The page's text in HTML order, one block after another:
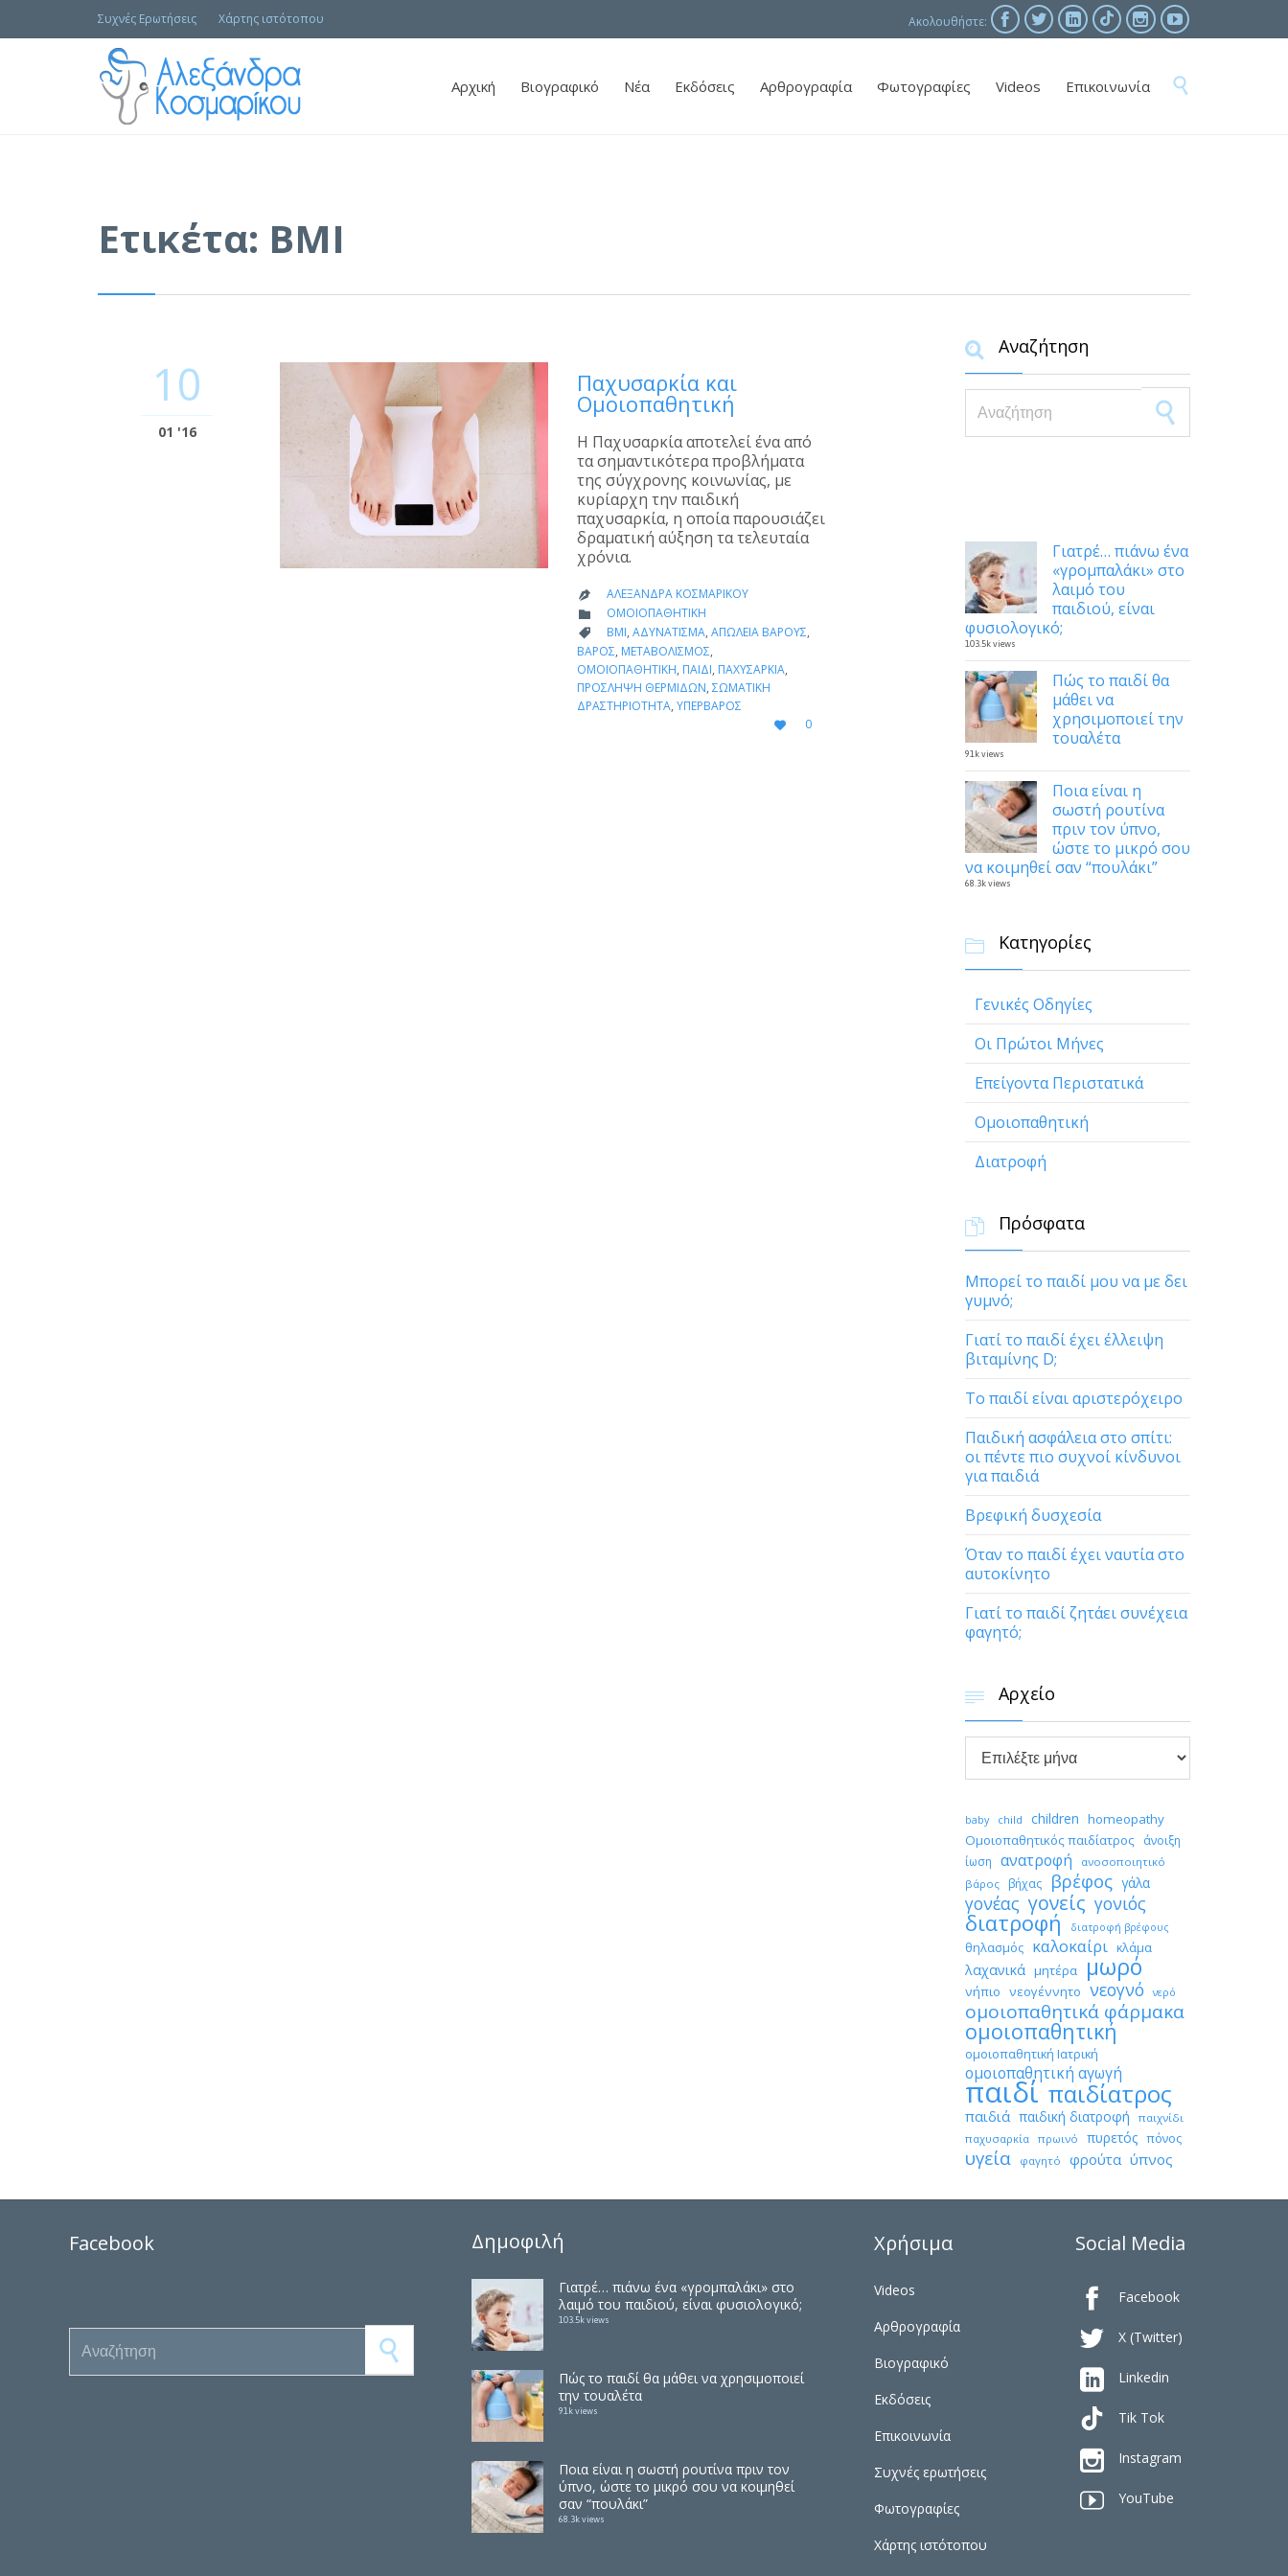
Συχνές Ερωτήσεις Χάρτης ιστότοπου Ακολουθήστε:     
Skip
to
Αρχική Βιογραφικό Νέα Εκδόσεις Αρθρογραφία Φωτογραφίες Videos Επικοινωνία 
Ετικέτα: BMI
10
01 '16
Παχυσαρκία και
Ομοιοπαθητική
Η Παχυσαρκία αποτελεί ένα από
τα σημαντικότερα προβλήματα
της σύγχρονης κοινωνίας, με
κυρίαρχη την παιδική
παχυσαρκία, η οποία παρουσιάζει
δραματική αύξηση τα τελευταία
χρόνια.
 ΑΛΕΞΆΝΔΡΑ ΚΟΣΜΑΡΊΚΟΥ
 CATEGORY
ΟΜΟΙΟΠΑΘΗΤΙΚΉ
 CATEGORY
BMI, ΑΔΥΝΆΤΙΣΜΑ, ΑΠΏΛΕΙΑ ΒΆΡΟΥΣ,
ΒΆΡΟΣ, ΜΕΤΑΒΟΛΙΣΜΌΣ,
ΟΜΟΙΟΠΑΘΗΤΙΚΉ, ΠΑΙΔΊ, ΠΑΧΥΣΑΡΚΊΑ,
ΠΡΌΣΛΗΨΗ ΘΕΡΜΊΔΩΝ, ΣΩΜΑΤΙΚΉ
ΔΡΑΣΤΗΡΙΌΤΗΤΑ, ΥΠΈΡΒΑΡΟΣ

LOVE
IT
0
 Αναζήτηση
Γιατρέ… πιάνω ένα
«γρομπαλάκι» στο
λαιμό του
παιδιού, είναι
φυσιολογικό;
103.5k views
Πώς το παιδί θα
μάθει να
χρησιμοποιεί την
τουαλέτα
91k views
Ποια είναι η
σωστή ρουτίνα
πριν τον ύπνο,
ώστε το μικρό σου
να κοιμηθεί σαν “πουλάκι”
68.3k views
 Κατηγορίες
Γενικές Οδηγίες
Οι Πρώτοι Μήνες
Επείγοντα Περιστατικά
Ομοιοπαθητική
Διατροφή
 Πρόσφατα
Μπορεί το παιδί μου να με δει
γυμνό;
Γιατί το παιδί έχει έλλειψη
βιταμίνης D;
Το παιδί είναι αριστερόχειρο
Παιδική ασφάλεια στο σπίτι:
οι πέντε πιο συχνοί κίνδυνοι
για παιδιά
Βρεφική δυσχεσία
Όταν το παιδί έχει ναυτία στο
αυτοκίνητο
Γιατί το παιδί ζητάει συνέχεια
φαγητό;
 Αρχείο
Αρχείο
baby child children homeopathy
Ομοιοπαθητικός παιδίατρος άνοιξη
ίωση ανατροφή
ανοσοποιητικό
βάρος
βήχας βρέφος γάλα
γονέας γονείς γονιός
διατροφή διατροφή βρέφους
θηλασμός καλοκαίρι κλάμα
λαχανικά μητέρα μωρό
νήπιο νεογέννητο νεογνό νερό
ομοιοπαθητικά φάρμακα
ομοιοπαθητική
ομοιοπαθητική Ιατρική
ομοιοπαθητική αγωγή
παιδί παιδίατρος
παιδιά παιδική διατροφή
παιχνίδι
παχυσαρκία πρωινό πυρετός πόνος
υγεία φαγητό φρούτα ύπνος
Facebook
Search for:
Δημοφιλή
Γιατρέ… πιάνω ένα «γρομπαλάκι» στο
λαιμό του παιδιού, είναι φυσιολογικό;
103.5k views
Πώς το παιδί θα μάθει να χρησιμοποιεί
την τουαλέτα
91k views
Ποια είναι η σωστή ρουτίνα πριν τον
ύπνο, ώστε το μικρό σου να κοιμηθεί
σαν “πουλάκι”
68.3k views
Χρήσιμα
Videos
Αρθρογραφία
Βιογραφικό
Εκδόσεις
Επικοινωνία
Συχνές ερωτήσεις
Φωτογραφίες
Χάρτης ιστότοπου
Social Media
 Facebook
 X (Twitter)
 Linkedin
Tik Tok
 Instagram
 YouTube